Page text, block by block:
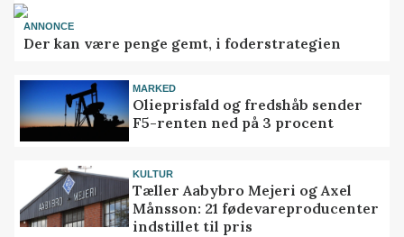
ANNONCE
Der kan være penge gemt, i foderstrategien
MARKED
Olieprisfald og fredshåb sender
F5-renten ned på 3 procent
KULTUR
Tæller Aabybro Mejeri og Axel
Månsson: 21 fødevareproducenter
indstillet til pris